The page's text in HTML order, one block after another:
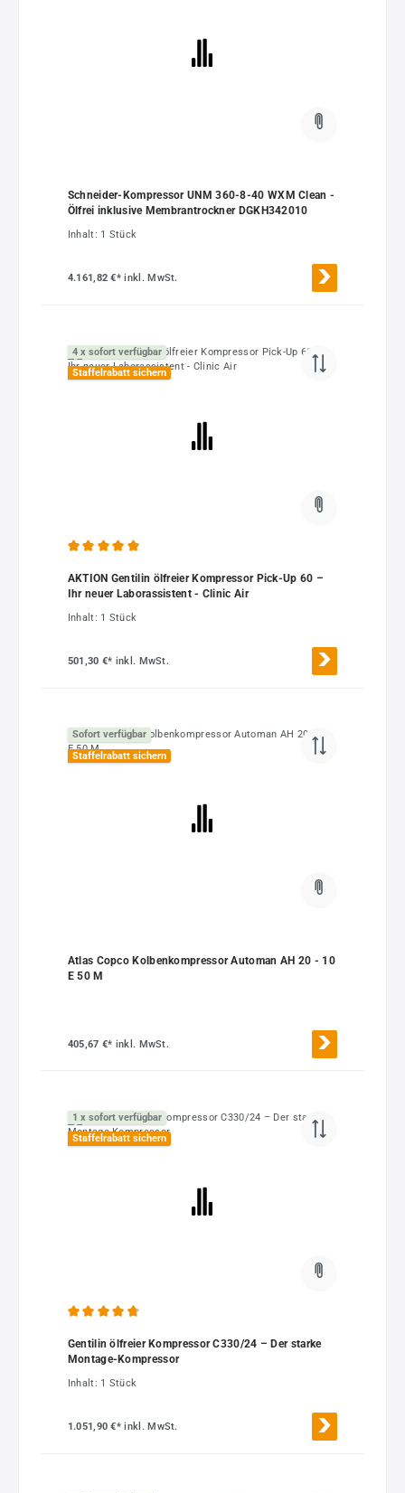
Schneider-Kompressor UNM 360-8-40 WXM Clean -
Ölfrei inklusive Membrantrockner DGKH342010
Inhalt: 1 Stück
4.161,82 €*inkl. MwSt.
4 x sofort verfügbar
Staffelrabatt sichern
AKTION Gentilin ölfreier Kompressor Pick-Up 60 –
Ihr neuer Laborassistent - Clinic Air
Inhalt: 1 Stück
501,30 €* inkl. MwSt.
Sofort verfügbar
Staffelrabatt sichern
Atlas Copco Kolbenkompressor Automan AH 20 - 10
E 50 M
405,67 €* inkl. MwSt.
1 x sofort verfügbar
Staffelrabatt sichern
Gentilin ölfreier Kompressor C330/24 – Der starke
Montage-Kompressor
Inhalt: 1 Stück
1.051,90 €*inkl. MwSt.